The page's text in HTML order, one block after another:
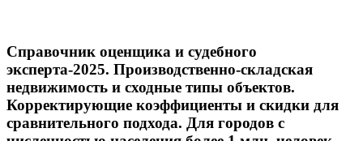
Справочник оценщика и судебного
эксперта-2025. Производственно-складская
недвижимость и сходные типы объектов.
Корректирующие коэффициенты и скидки для
сравнительного подхода. Для городов с